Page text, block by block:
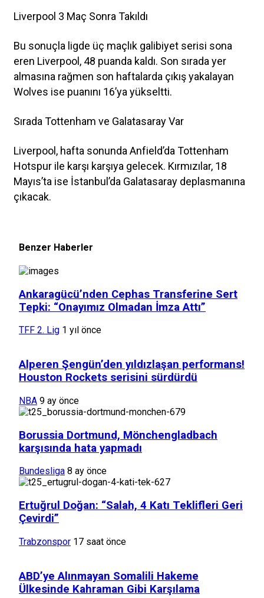
Liverpool 3 Maç Sonra Takıldı
Bu sonuçla ligde üç maçlık galibiyet serisi sona
eren Liverpool, 48 puanda kaldı. Son sırada yer
almasına rağmen son haftalarda çıkış yakalayan
Wolves ise puanını 16’ya yükseltti.
Sırada Tottenham ve Galatasaray Var
Liverpool, hafta sonunda Anfield’da Tottenham
Hotspur ile karşı karşıya gelecek. Kırmızılar, 18
Mayıs’ta ise İstanbul’da Galatasaray deplasmanına
çıkacak.
Benzer Haberler
Ankaragücü’nden Cephas Transferine Sert
Tepki: “Onayımız Olmadan İmza Attı”
TFF 2. Lig 1 yıl önce
Alperen Şengün’den yıldızlaşan performans!
Houston Rockets serisini sürdürdü
NBA 9 ay önce
Borussia Dortmund, Mönchengladbach
karşısında hata yapmadı
Bundesliga 8 ay önce
Ertuğrul Doğan: “Salah, 4 Katı Teklifleri Geri
Çevirdi”
Trabzonspor 17 saat önce
ABD’ye Alınmayan Somalili Hakeme
Ülkesinde Kahraman Gibi Karşılama